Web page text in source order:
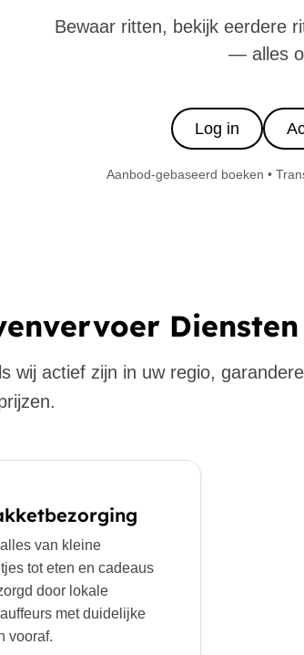
Bewaar ritten, bekijk eerdere
— alles
Log in
Aanbod-gebaseerd boeken •
Diensten
wij actief zijn in uw regio,
van kleine
tot eten en cadeaus
door lokale
met duidelijke
vooraf.